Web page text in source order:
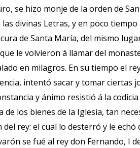
se hizo monje de la orden de
divinas Letras, y en poco
de Santa María, del mismo
le volvieron á llamar del
en milagros. En su tiempo el
intentó sacar y tomar ciertas
y ánimo resistió á la
los bienes de la Iglesia, tan
rey: el cual lo desterró y le echó
se fué al rey don Fernando, I